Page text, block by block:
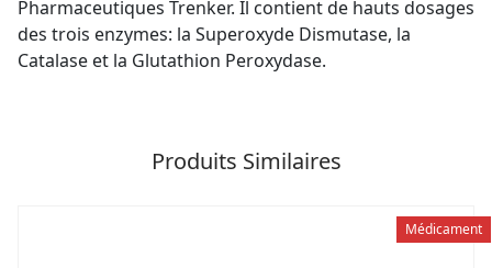
Pharmaceutiques Trenker. Il contient de hauts dosages
des trois enzymes: la Superoxyde Dismutase, la
Catalase et la Glutathion Peroxydase.
Produits Similaires
Médicament